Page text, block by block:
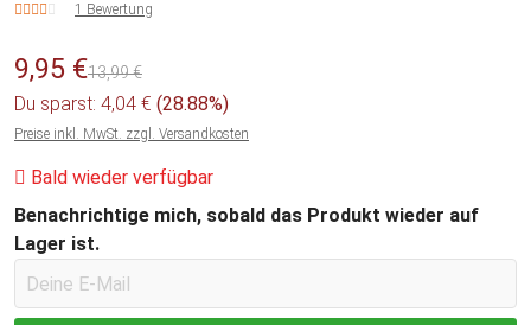
1 Bewertung
9,95 €13,99 €
Du sparst: 4,04 € (28.88%)
Preise inkl. MwSt. zzgl. Versandkosten
Bald wieder verfügbar
Benachrichtige mich, sobald das Produkt wieder auf
Lager ist.